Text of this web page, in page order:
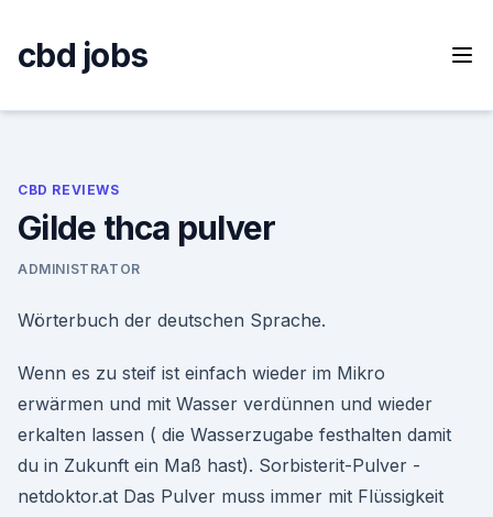
content
cbd jobs
CBD REVIEWS
Gilde thca pulver
ADMINISTRATOR
Wörterbuch der deutschen Sprache.
Wenn es zu steif ist einfach wieder im Mikro
erwärmen und mit Wasser verdünnen und wieder
erkalten lassen ( die Wasserzugabe festhalten damit
du in Zukunft ein Maß hast). Sorbisterit-Pulver -
netdoktor.at Das Pulver muss immer mit Flüssigkeit